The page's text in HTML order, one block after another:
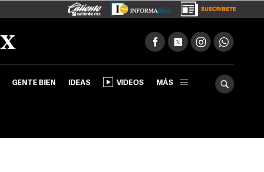
GENTE BIEN IDEAS VIDEOS MÁS